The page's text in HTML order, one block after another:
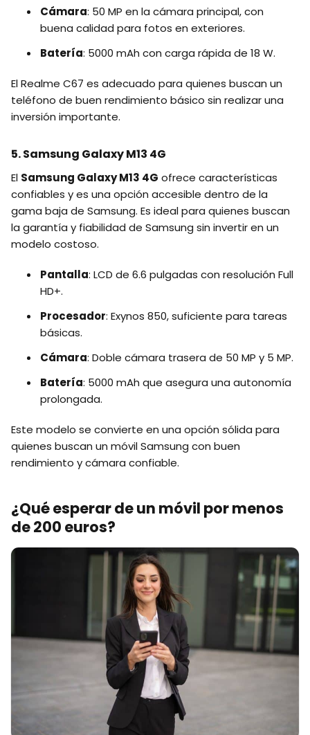
Cámara: 50 MP en la cámara principal, con
buena calidad para fotos en exteriores.
Batería: 5000 mAh con carga rápida de 18 W.
El Realme C67 es adecuado para quienes buscan un
teléfono de buen rendimiento básico sin realizar una
inversión importante.
5. Samsung Galaxy M13 4G
El Samsung Galaxy M13 4G ofrece características
confiables y es una opción accesible dentro de la
gama baja de Samsung. Es ideal para quienes buscan
la garantía y fiabilidad de Samsung sin invertir en un
modelo costoso.
Pantalla: LCD de 6.6 pulgadas con resolución Full
HD+.
Procesador: Exynos 850, suficiente para tareas
básicas.
Cámara: Doble cámara trasera de 50 MP y 5 MP.
Batería: 5000 mAh que asegura una autonomía
prolongada.
Este modelo se convierte en una opción sólida para
quienes buscan un móvil Samsung con buen
rendimiento y cámara confiable.
¿Qué esperar de un móvil por menos
de 200 euros?